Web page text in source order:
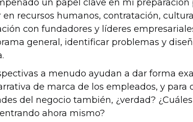
un papel clave en mi preparación
recursos humanos, contratación,
con fundadores y líderes
general, identificar problemas y
a menudo ayudan a dar forma
de marca de los empleados, y para
del negocio también, ¿verdad?
ahora mismo?